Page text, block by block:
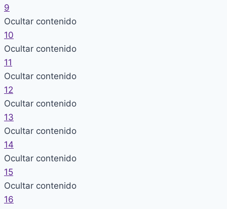
9
Ocultar contenido
10
Ocultar contenido
11
Ocultar contenido
12
Ocultar contenido
13
Ocultar contenido
14
Ocultar contenido
15
Ocultar contenido
16